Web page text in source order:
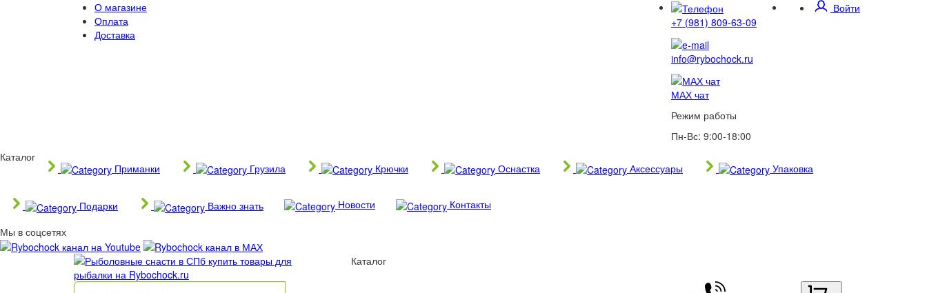
О магазине
Оплата
Доставка
Войти
+7 (981) 809-63-09
info@rybochock.ru
МАХ чат
Режим работы
Пн-Вс: 9:00-18:00
Каталог
Приманки
Грузила Крючки Оснастка Аксессуары Упаковка
Подарки Важно знать Новости
Контакты
Мы в соцсетях
Каталог